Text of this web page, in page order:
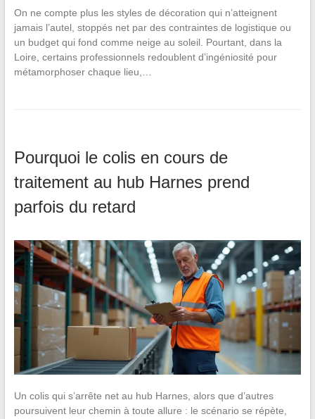
On ne compte plus les styles de décoration qui n’atteignent
jamais l’autel, stoppés net par des contraintes de logistique ou
un budget qui fond comme neige au soleil. Pourtant, dans la
Loire, certains professionnels redoublent d’ingéniosité pour
métamorphoser chaque lieu,…
Pourquoi le colis en cours de
traitement au hub Harnes prend
parfois du retard
Un colis qui s’arrête net au hub Harnes, alors que d’autres
poursuivent leur chemin à toute allure : le scénario se répète,